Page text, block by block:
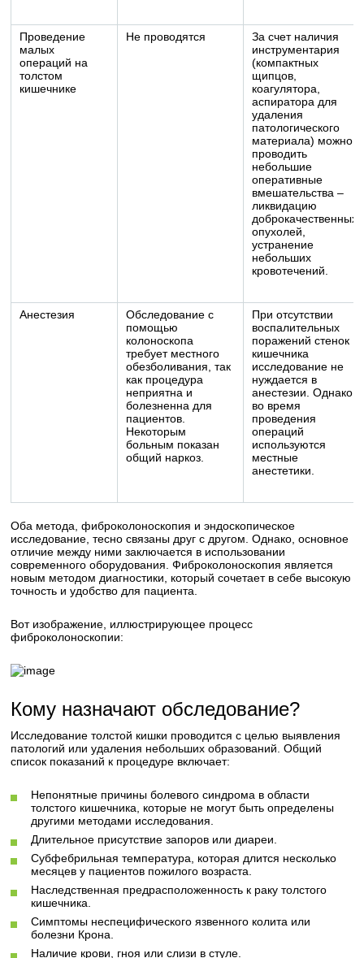
Проведение
малых
операций на
толстом
кишечнике
Не проводятся
За счет наличия
инструментария
(компактных
щипцов,
коагулятора,
аспиратора для
удаления
патологического
материала) можно
проводить
небольшие
оперативные
вмешательства –
ликвидацию
доброкачественных
опухолей,
устранение
небольших
кровотечений.
Анестезия
Обследование с
помощью
колоноскопа
требует местного
обезболивания, так
как процедура
неприятна и
болезненна для
пациентов.
Некоторым
больным показан
общий наркоз.
При отсутствии
воспалительных
поражений стенок
кишечника
исследование не
нуждается в
анестезии. Однако
во время
проведения
операций
используются
местные
анестетики.
Оба метода, фиброколоноскопия и эндоскопическое
исследование, тесно связаны друг с другом. Однако, основное
отличие между ними заключается в использовании
современного оборудования. Фиброколоноскопия является
новым методом диагностики, который сочетает в себе высокую
точность и удобство для пациента.
Вот изображение, иллюстрирующее процесс
фиброколоноскопии:
Кому назначают обследование?
Исследование толстой кишки проводится с целью выявления
патологий или удаления небольших образований. Общий
список показаний к процедуре включает:
Непонятные причины болевого синдрома в области
толстого кишечника, которые не могут быть определены
другими методами исследования.
Длительное присутствие запоров или диареи.
Субфебрильная температура, которая длится несколько
месяцев у пациентов пожилого возраста.
Наследственная предрасположенность к раку толстого
кишечника.
Симптомы неспецифического язвенного колита или
болезни Крона.
Наличие крови, гноя или слизи в стуле.